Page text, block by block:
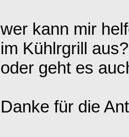
wer kann mir
im Kühlrgrill
oder geht es
Danke für die